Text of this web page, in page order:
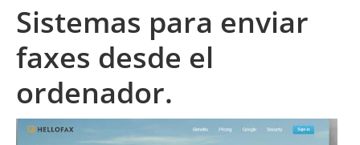
Sistemas para enviar
faxes desde el
ordenador.